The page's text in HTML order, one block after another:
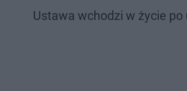
Ustawa wchodzi w życie po